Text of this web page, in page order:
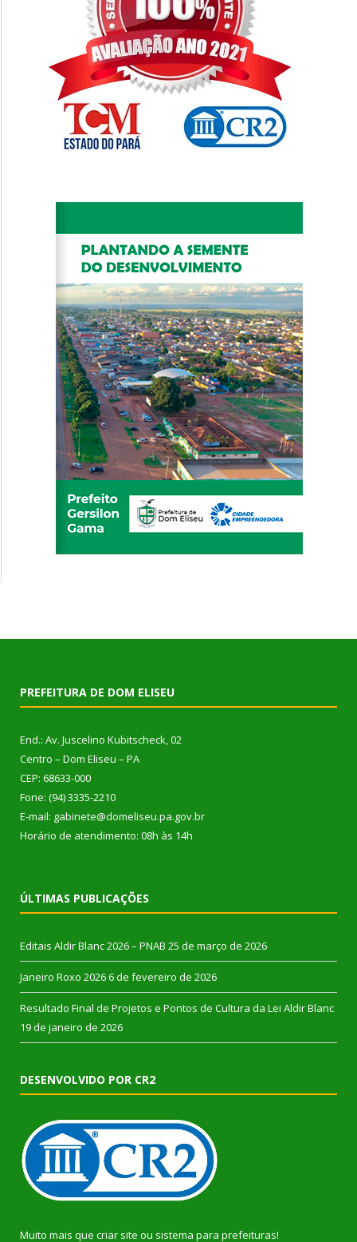
PREFEITURA DE DOM ELISEU
End.: Av. Juscelino Kubitscheck, 02
Centro – Dom Eliseu – PA
CEP: 68633-000
Fone: (94) 3335-2210
E-mail: gabinete@domeliseu.pa.gov.br
Horário de atendimento: 08h às 14h
ÚLTIMAS PUBLICAÇÕES
Editais Aldir Blanc 2026 – PNAB 25 de março de 2026
Janeiro Roxo 2026 6 de fevereiro de 2026
Resultado Final de Projetos e Pontos de Cultura da Lei Aldir Blanc
19 de janeiro de 2026
DESENVOLVIDO POR CR2
Muito mais que criar site ou sistema para prefeituras!